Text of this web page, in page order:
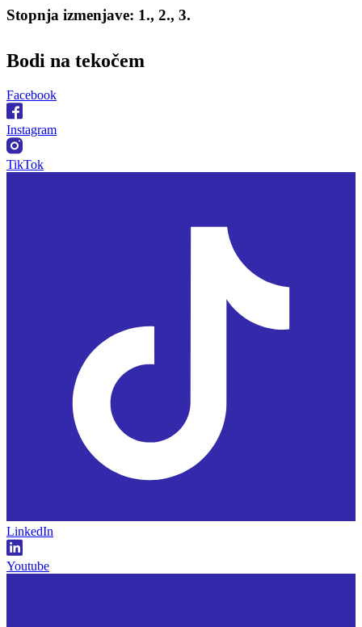
Stopnja izmenjave: 1., 2., 3.
Bodi na tekočem
Facebook
Instagram
TikTok
LinkedIn
Youtube